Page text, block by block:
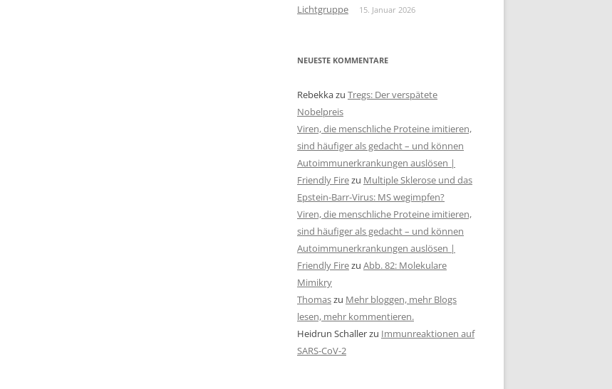
Lichtgruppe 15. Januar 2026
NEUESTE KOMMENTARE
Rebekkazu Tregs: Der verspätete
Nobelpreis
Viren, die menschliche Proteine imitieren,
sind häufiger als gedacht – und können
Autoimmunerkrankungen auslösen |
Friendly Firezu Multiple Sklerose und das
Epstein-Barr-Virus: MS wegimpfen?
Viren, die menschliche Proteine imitieren,
sind häufiger als gedacht – und können
Autoimmunerkrankungen auslösen |
Friendly Firezu Abb. 82: Molekulare
Mimikry
Thomaszu Mehr bloggen, mehr Blogs
lesen, mehr kommentieren.
Heidrun Schallerzu Immunreaktionen auf
SARS-CoV-2